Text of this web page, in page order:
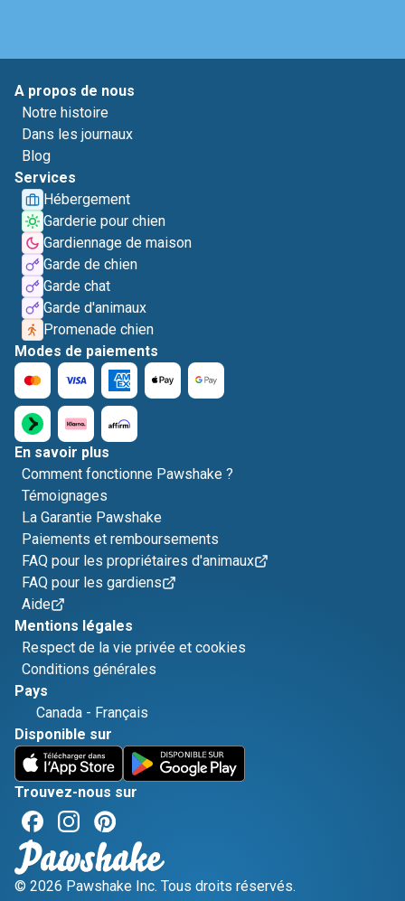
A propos de nous
Notre histoire
Dans les journaux
Blog
Services
Hébergement
Garderie pour chien
Gardiennage de maison
Garde de chien
Garde chat
Garde d'animaux
Promenade chien
Modes de paiements
En savoir plus
Comment fonctionne Pawshake ?
Témoignages
La Garantie Pawshake
Paiements et remboursements
FAQ pour les propriétaires d'animaux
FAQ pour les gardiens
Aide
Mentions légales
Respect de la vie privée et cookies
Conditions générales
Pays
Canada - Français
Disponible sur
Trouvez-nous sur
© 2026 Pawshake Inc. Tous droits réservés.